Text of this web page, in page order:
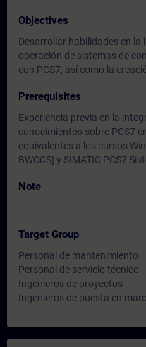
Objectives
Desarrollar habilidades en
operación de sistemas de
con PCS7, así como la
Prerequisites
Experiencia previa en la
conocimientos sobre PCS7
equivalentes a los cursos
BWCCS] y SIMATIC PCS7
Note
-
Target Group
Personal de mantenimiento
Personal de servicio técnico
Ingenieros de proyectos
Ingenieros de puesta en